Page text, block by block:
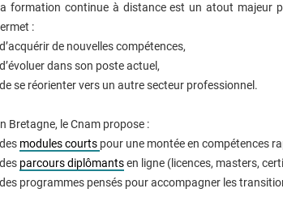
formation continue à distance est un atout majeur
:
de nouvelles compétences,
dans son poste actuel,
se réorienter vers un autre secteur professionnel.
Bretagne, le Cnam propose :
modules courts pour une montée en compétences
parcours diplômantsen ligne (licences, masters,
programmes pensés pour accompagner les